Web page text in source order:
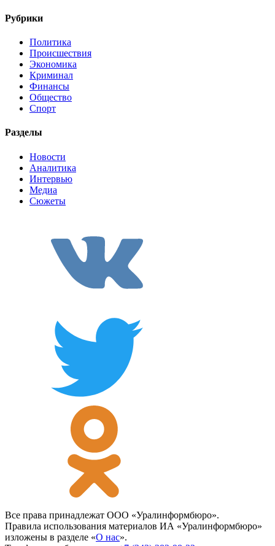
Рубрики
Политика
Происшествия
Экономика
Криминал
Финансы
Общество
Спорт
Разделы
Новости
Аналитика
Интервью
Медиа
Сюжеты
Все права принадлежат ООО «Уралинформбюро».
Правила использования материалов ИА «Уралинформбюро»
изложены в разделе «О нас».